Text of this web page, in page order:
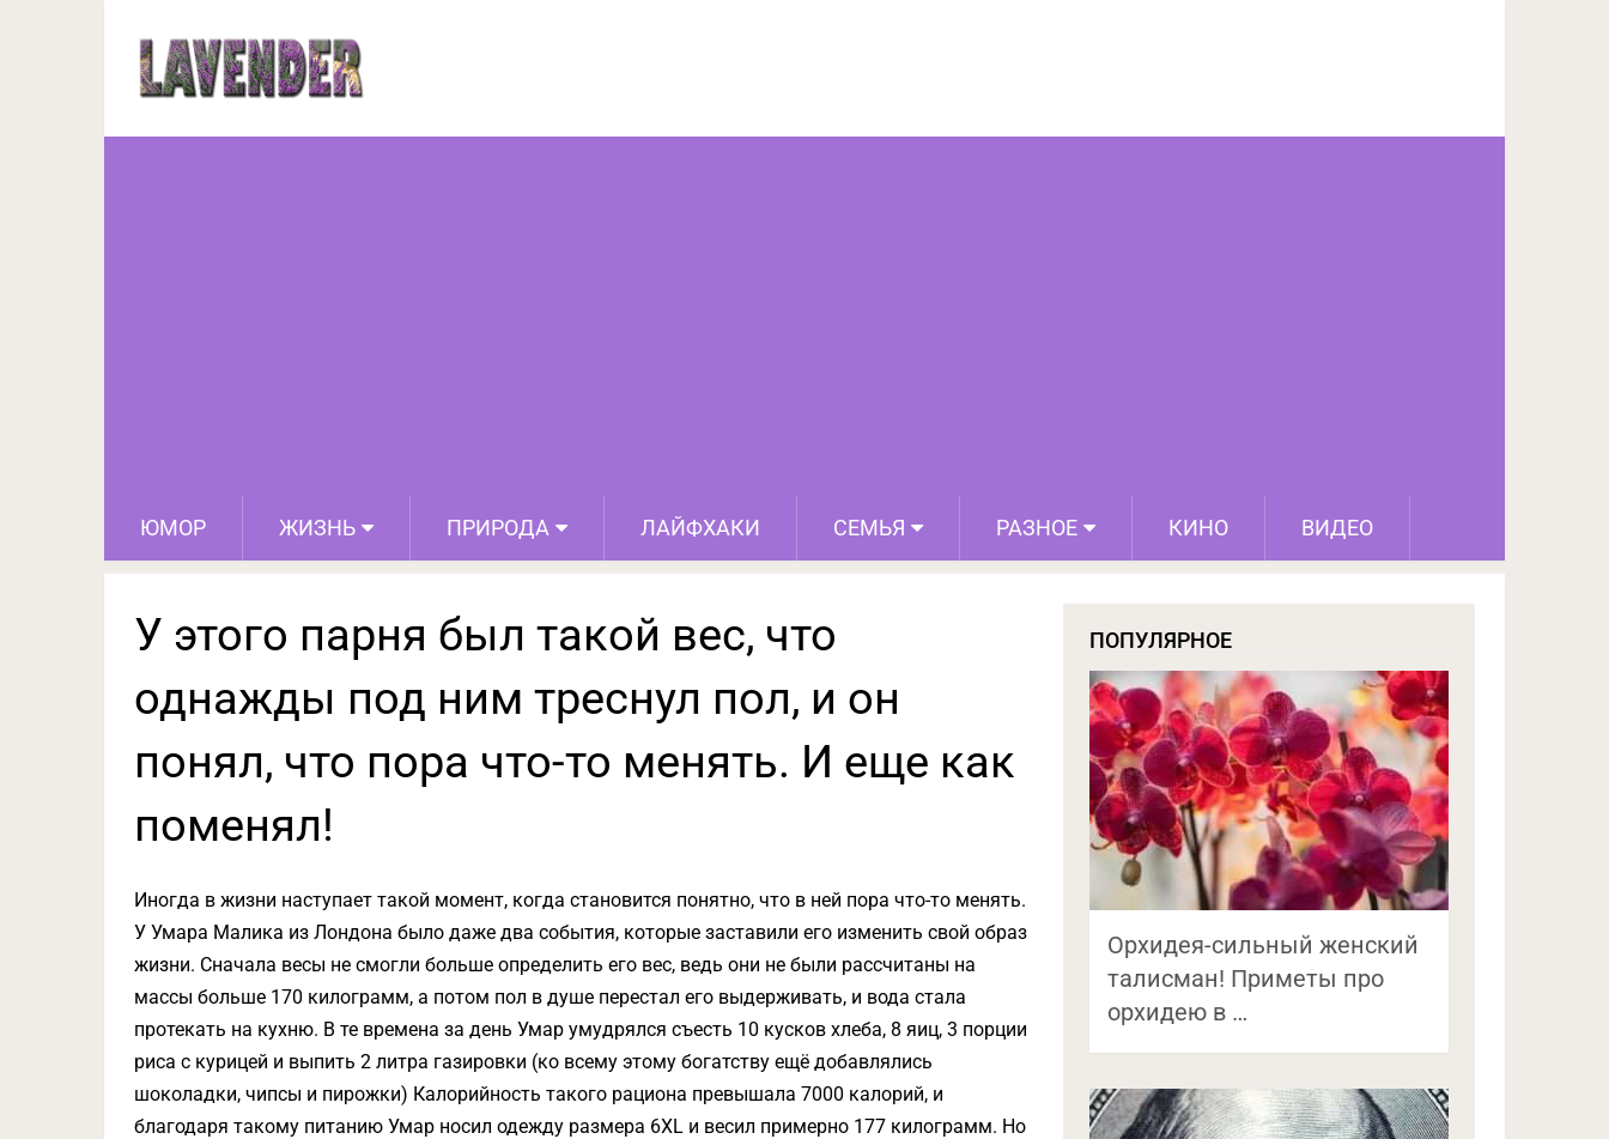
ЮМОР ЖИЗНЬ ПРИРОДА ЛАЙФХАКИ СЕМЬЯ РАЗНОЕ КИНО ВИДЕО
У этого парня был такой вес, что однажды под ним треснул
пол, и он понял, что пора что-то менять. И еще как поменял!
У этого парня был такой вес, что
однажды под ним треснул пол, и он
понял, что пора что-то менять. И еще как
поменял!
Иногда в жизни наступает такой момент, когда становится понятно, что в ней пора что-то менять.
У Умара Малика из Лондона было даже два события, которые заставили его изменить свой образ
жизни. Сначала весы не смогли больше определить его вес, ведь они не были рассчитаны на
массы больше 170 килограмм, а потом пол в душе перестал его выдерживать, и вода стала
протекать на кухню. В те времена за день Умар умудрялся съесть 10 кусков хлеба, 8 яиц, 3 порции
риса с курицей и выпить 2 литра газировки (ко всему этому богатству ещё добавлялись
шоколадки, чипсы и пирожки) Калорийность такого рациона превышала 7000 калорий, и
благодаря такому питанию Умар носил одежду размера 6XL и весил примерно 177 килограмм. Но
ПОПУЛЯРНОЕ
Орхидея-сильный женский
талисман! Приметы про
орхидею в …